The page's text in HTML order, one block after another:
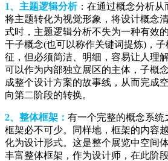
1、主题逻辑分析：在通过概念分析从
将主题转化为视觉形象，将设计概念
式时，主题逻辑分析不失为一种有效
干子概念(也可以称作关键词提炼)，
征，但必须简洁、明细，容易让人理
可以作为内部独立展区的主体，子概
成整个设计方案的故事线，从而完成
向第二阶段的转换。
2、整体框架： 有一个完整的概念系
框架必不可少。同样地，框架的内容
化为设计形式。这是整个展览中空间
丰富整体框架，作为设计师，在此阶